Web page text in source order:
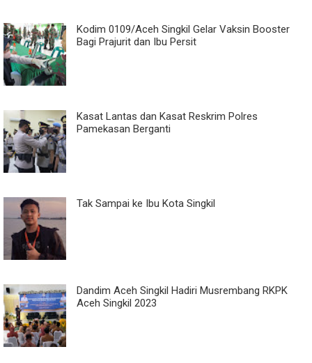
Kodim 0109/Aceh Singkil Gelar Vaksin Booster
Bagi Prajurit dan Ibu Persit
Kasat Lantas dan Kasat Reskrim Polres
Pamekasan Berganti
Tak Sampai ke Ibu Kota Singkil
Dandim Aceh Singkil Hadiri Musrembang RKPK
Aceh Singkil 2023